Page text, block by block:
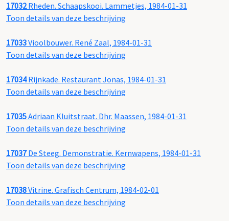
17032Rheden. Schaapskooi. Lammetjes, 1984-01-31
Toon details van deze beschrijving
17033Vioolbouwer. René Zaal, 1984-01-31
Toon details van deze beschrijving
17034Rijnkade. Restaurant Jonas, 1984-01-31
Toon details van deze beschrijving
17035Adriaan Kluitstraat. Dhr. Maassen, 1984-01-31
Toon details van deze beschrijving
17037De Steeg. Demonstratie. Kernwapens, 1984-01-31
Toon details van deze beschrijving
17038Vitrine. Grafisch Centrum, 1984-02-01
Toon details van deze beschrijving